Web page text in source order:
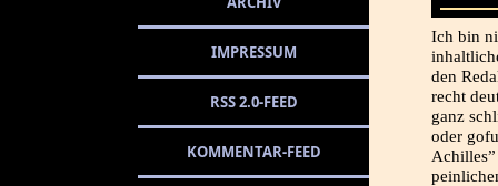
Ich bin
den
recht
ganz
oder
IMPRESSUM
RSS 2.0-FEED
KOMMENTAR-FEED